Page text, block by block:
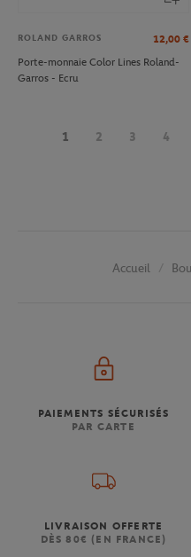
ROLAND GARROS 12,00 €
Porte-monnaie Color Lines Roland-
Garros - Ecru
1 2 3 4
Accueil
PAIEMENTS SÉCURISÉS
PAR CARTE
LIVRAISON OFFERTE
DÈS 80€ (EN FRANCE)